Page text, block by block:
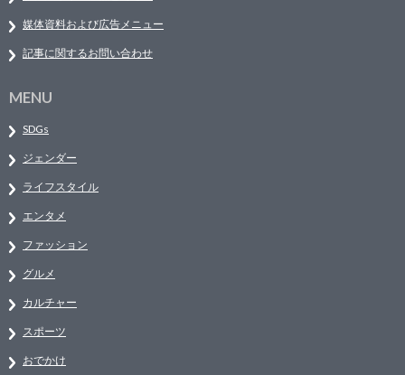
媒体資料および広告メニュー
記事に関するお問い合わせ
MENU
SDGs
ジェンダー
ライフスタイル
エンタメ
ファッション
グルメ
カルチャー
スポーツ
おでかけ